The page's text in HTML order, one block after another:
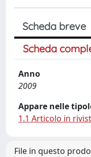
Scheda breve
Scheda
Anno
2009
Appare nelle
1.1 Articolo in
File in questo